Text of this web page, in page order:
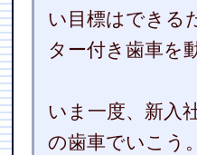
い目標はできる
ター付き歯車を
いま一度、新入
の歯車でいこう。